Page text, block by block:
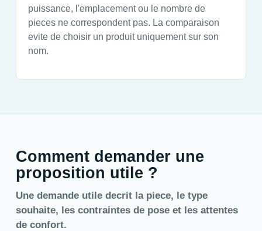
puissance, l'emplacement ou le nombre de
pieces ne correspondent pas. La comparaison
evite de choisir un produit uniquement sur son
nom.
Comment demander une
proposition utile ?
Une demande utile decrit la piece, le type
souhaite, les contraintes de pose et les attentes
de confort.